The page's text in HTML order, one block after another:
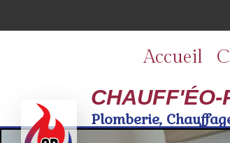
Accueil
CHAUFF'ÉO-
Plomberie,